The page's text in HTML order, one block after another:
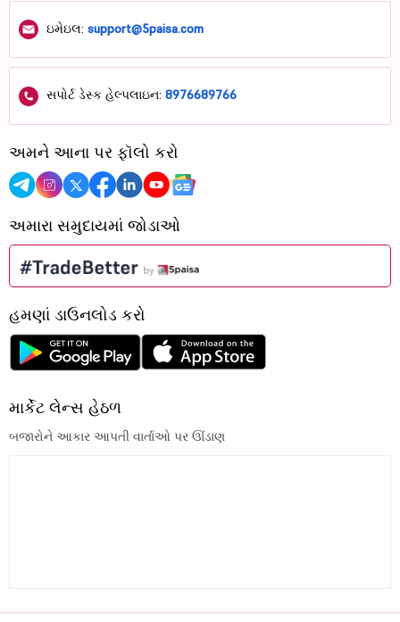
ઇમેઇલ: support@5paisa.com
સપોર્ટ ડેસ્ક હેલ્પલાઇન: 8976689766
અમને આના પર ફૉલો કરો
અમારા સમુદાયમાં જોડાઓ
હમણાં ડાઉનલોડ કરો
માર્કેટ લેન્સ હેઠળ
બજારોને આકાર આપતી વાર્તાઓ પર ઊંડાણ